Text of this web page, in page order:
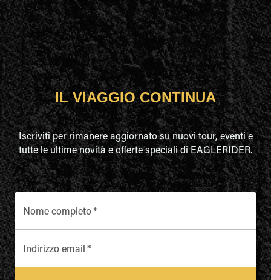
IL VIAGGIO CONTINUA
Iscriviti per rimanere aggiornato su nuovi tour, eventi e
tutte le ultime novità e offerte speciali di EAGLERIDER.
Nome completo*
Indirizzo email *